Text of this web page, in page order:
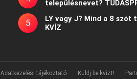
településnevet?
LY vagy J? Mind a 8 szót
KVÍZ
Adatkezelési tájékoztató Küldj be kvízt!